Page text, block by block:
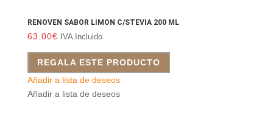
RENOVEN SABOR LIMON C/STEVIA 200 ML
63.00€ IVA Incluido
REGALA ESTE PRODUCTO
Añadir a lista de deseos
Añadir a lista de deseos